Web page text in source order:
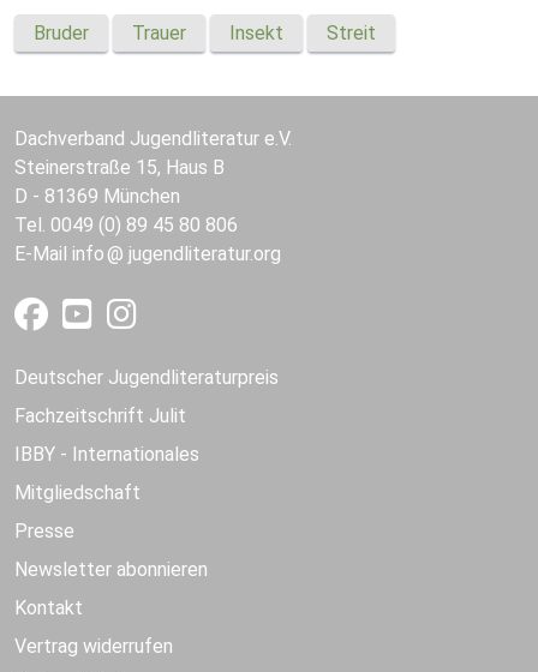
Bruder Trauer Insekt Streit
Dachverband Jugendliteratur e.V.
Steinerstraße 15, Haus B
D - 81369 München
Tel. 0049 (0) 89 45 80 806
E-Mail info jugendliteratur.org
Deutscher Jugendliteraturpreis
Fachzeitschrift Julit
IBBY - Internationales
Mitgliedschaft
Presse
Newsletter abonnieren
Kontakt
Vertrag widerrufen